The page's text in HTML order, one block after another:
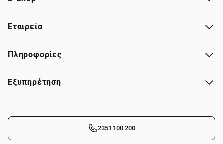
Εταιρεία
Πληροφορίες
Εξυπηρέτηση
2351 100 200